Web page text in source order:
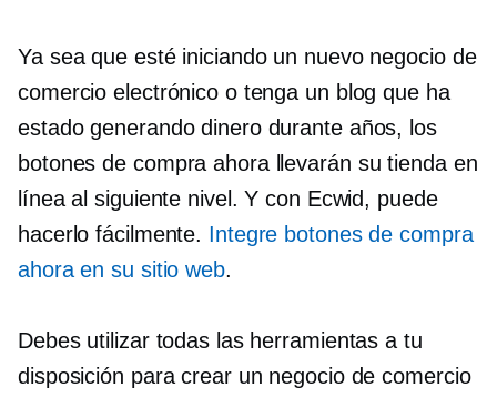
Ya sea que esté iniciando un nuevo negocio de
comercio electrónico o tenga un blog que ha
estado generando dinero durante años, los
botones de compra ahora llevarán su tienda en
línea al siguiente nivel. Y con Ecwid, puede
hacerlo fácilmente. Integre botones de compra
ahora en su sitio web.
Debes utilizar todas las herramientas a tu
disposición para crear un negocio de comercio